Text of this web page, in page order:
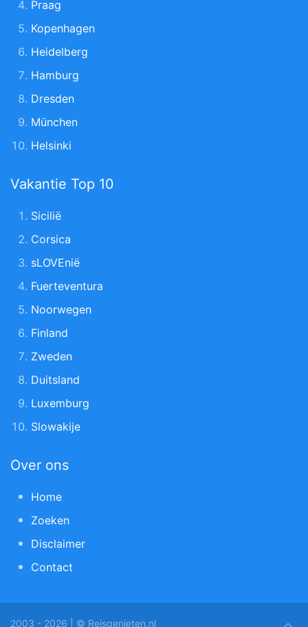
Praag
Kopenhagen
Heidelberg
Hamburg
Dresden
München
Helsinki
Vakantie Top 10
Sicilië
Corsica
sLOVEnië
Fuerteventura
Noorwegen
Finland
Zweden
Duitsland
Luxemburg
Slowakije
Over ons
Home
Zoeken
Disclaimer
Contact
2003 - 2026 | © Reisgenieten.nl